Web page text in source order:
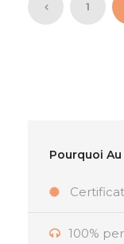
1
Pourquoi
100%